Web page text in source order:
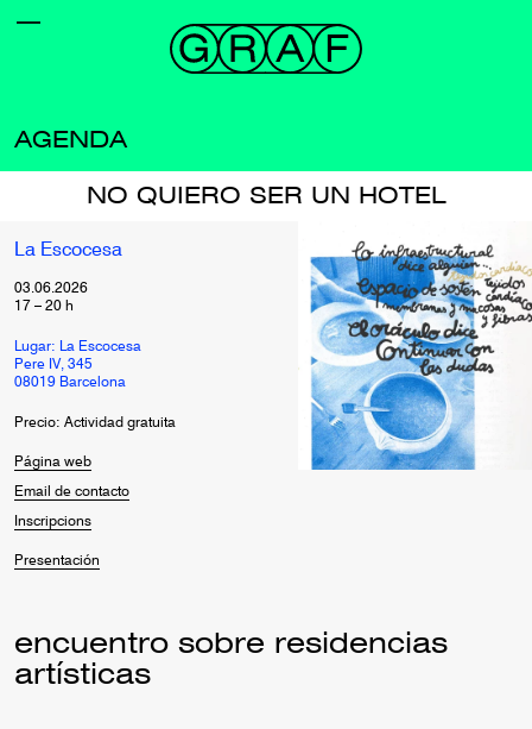
AGENDA
NO QUIERO SER UN HOTEL
La Escocesa
03.06.2026
17 – 20 h
Lugar: La Escocesa
Pere IV, 345
08019 Barcelona
Precio: Actividad gratuita
Página web
Email de contacto
Inscripcions
Presentación
encuentro sobre residencias
artísticas